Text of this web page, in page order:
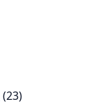
(23)